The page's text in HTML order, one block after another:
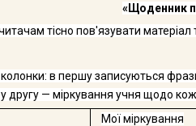
«Щоденник
тісно пов'язувати матеріал
в першу записуються
другу — міркування учня щодо
Мої міркування